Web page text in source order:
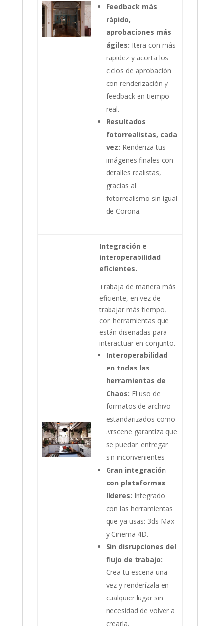
Feedback más
rápido,
aprobaciones más
ágiles: Itera con más
rapidez y acorta los
ciclos de aprobación
con renderización y
feedback en tiempo
real.
Resultados
fotorrealistas, cada
vez: Renderiza tus
imágenes finales con
detalles realistas,
gracias al
fotorrealismo sin igual
de Corona.
Integración e
interoperabilidad
eficientes.
Trabaja de manera más
eficiente, en vez de
trabajar más tiempo,
con herramientas que
están diseñadas para
interactuar en conjunto.
Interoperabilidad
en todas las
herramientas de
Chaos: El uso de
formatos de archivo
estandarizados como
.vrscene garantiza que
se puedan entregar
sin inconvenientes.
Gran integración
con plataformas
líderes: Integrado
con las herramientas
que ya usas: 3ds Max
y Cinema 4D.
Sin disrupciones del
flujo de trabajo:
Crea tu escena una
vez y renderízala en
cualquier lugar sin
necesidad de volver a
crearla.